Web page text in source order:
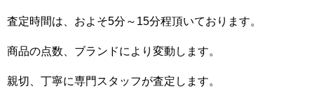
査定時間は、およそ5分～15分程頂いております。
商品の点数、ブランドにより変動します。
親切、丁寧に専門スタッフが査定します。